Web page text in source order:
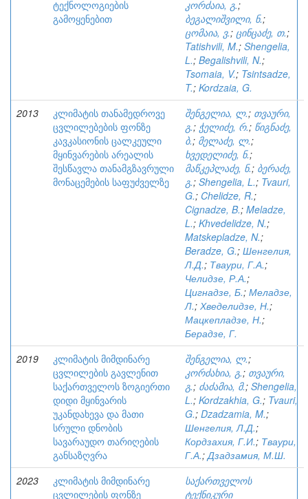
ტექნოლოგიების
გამოყენებით
კორძაია, გ.;
ბეგალიშვილი, ნ.;
ცომაია, ვ.; ცინცაძე, თ.;
Tatishvili, M.; Shengelia,
L.; Begalishvili, N.;
Tsomaia, V.; Tsintsadze,
T.; Kordzaia, G.
2013
კლიმატის თანამედროვე
ცვლილებების ფონზე
კავკასიონის ცალკეული
მყინვარების არეალის
შესწავლა თანამგზავრული
მონაცემების საფუძველზე
შენგელია, ლ.; თვაური,
გ.; ჭელიძე, რ.; წიგნაძე,
ბ.; მელაძე, ლ.;
ხვედელიძე, ნ.;
მაწკეპლაძე, ნ.; ბერაძე,
გ.; Shengelia, L.; Tvauri,
G.; Chelidze, R.;
Cignadze, B.; Meladze,
L.; Khvedelidze, N.;
Matskepladze, N.;
Beradze, G.; Шенгелия,
Л.Д.; Тваури, Г.А.;
Челидзе, Р.А.;
Цигнадзе, Б.; Меладзе,
Л.; Хведелидзе, Н.;
Мацкепладзе, Н.;
Берадзе, Г.
2019
კლიმატის მიმდინარე
ცვლილების გავლენით
საქართველოს ზოგიერთი
დიდი მყინვარის
უკანდახევა და მათი
სრული დნობის
სავარაუდო თარიღების
განსაზღვრა
შენგელია, ლ.;
კორძახია, გ.; თვაური,
გ.; ძაძამია, მ.; Shengelia,
L.; Kordzakhia, G.; Tvauri,
G.; Dzadzamia, M.;
Шенгелия, Л.Д.;
Кордзахия, Г.И.; Тваури,
Г.А.;Дзадзамия, М.Ш.
2023
კლიმატის მიმდინარე
ცვლილების ფონზე
საქართველოს
ტექნიკური